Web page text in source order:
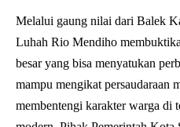
Melalui gaung nilai dari Balek
Luhah Rio Mendiho
besar yang bisa menyatukan
mampu mengikat persaudaraan
membentengi karakter warga di